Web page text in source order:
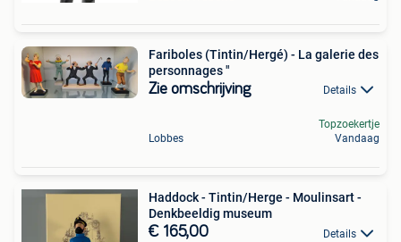
Fariboles (Tintin/Hergé) - La galerie des
personnages "
Zie omschrijving Details
Lobbes
Topzoekertje
Vandaag
Haddock - Tintin/Herge - Moulinsart -
Denkbeeldig museum
€ 165,00 Details